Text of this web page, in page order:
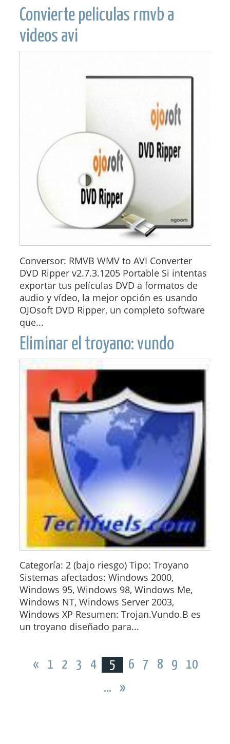
Convierte peliculas rmvb a
videos avi
Conversor: RMVB WMV to AVI Converter
DVD Ripper v2.7.3.1205 Portable Si intentas
exportar tus películas DVD a formatos de
audio y vídeo, la mejor opción es usando
OJOsoft DVD Ripper, un completo software
que...
Eliminar el troyano: vundo
Categoría: 2 (bajo riesgo) Tipo: Troyano
Sistemas afectados: Windows 2000,
Windows 95, Windows 98, Windows Me,
Windows NT, Windows Server 2003,
Windows XP Resumen: Trojan.Vundo.B es
un troyano diseñado para...
« 1 2 3 4 5 6 7 8 9
10
...
»